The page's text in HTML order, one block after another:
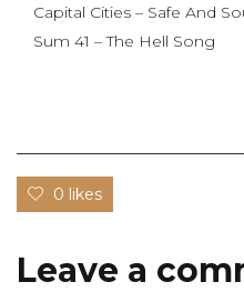
Capital Cities – Safe And
Sum 41 – The Hell Song
0 likes
Leave a